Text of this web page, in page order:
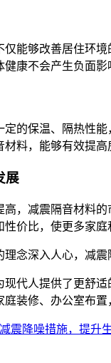
能够改善居住环
康不会产生负面
的保温、隔热性
料，能够有效提
展
高，减震隔音材料
价比，使更多家庭
念深入人心，减
现代人提供了更舒
装修、办公室布
震降噪措施，提升